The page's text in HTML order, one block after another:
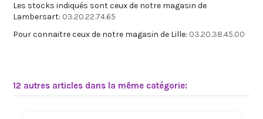
Les stocks indiqués sont ceux de notre magasin de
Lambersart: 03.20.22.74.65
Pour connaitre ceux de notre magasin de Lille: 03.20.38.45.00
12 autres articles dans la même catégorie: